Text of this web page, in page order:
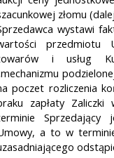
złomu
wystawi
przedmiotu
i usług
poczet rozliczenia
zapłaty Zaliczki
a to w